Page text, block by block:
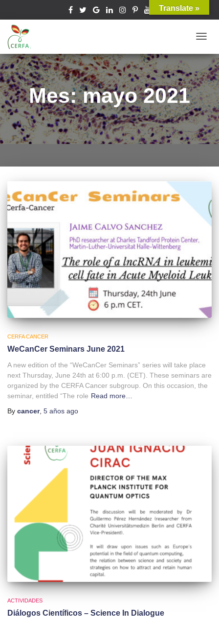
Mes: mayo 2021
CERFA CANCER
WeCanCer Seminars June 2021
A new edition of the “WeCanCer Seminars” series will take place
next Thursday, June 24th at 6:00 p.m. (CET). These seminars are
organized by the CERFA Cancer subgroup. On this occasion, the
seminar, entitled “The role Read more…
By cancer, 5 años ago
ACTIVIDADES
Diálogos Científicos – Science In Dialogue
Translate »